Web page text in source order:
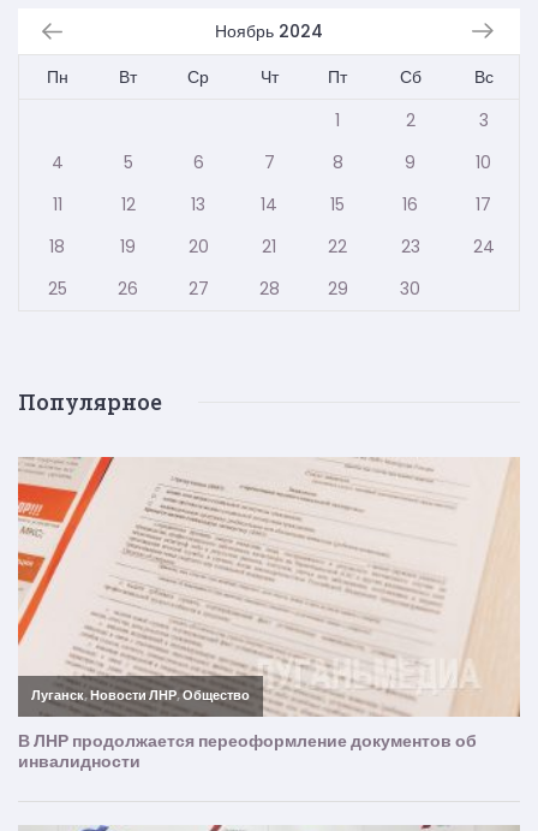
Ноябрь 2024
Пн
Вт Ср Чт Пт Сб
Вс
1
2
3
4
5 6 7 8 9
10
11
12 13 14 15 16
17
18
19 20 21 22 23
24
25
26 27 28 29 30
Популярное